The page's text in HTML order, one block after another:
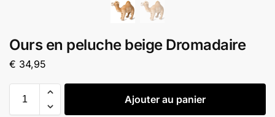
Ours en peluche beige Dromadaire
€ 34,95
Ajouter au panier